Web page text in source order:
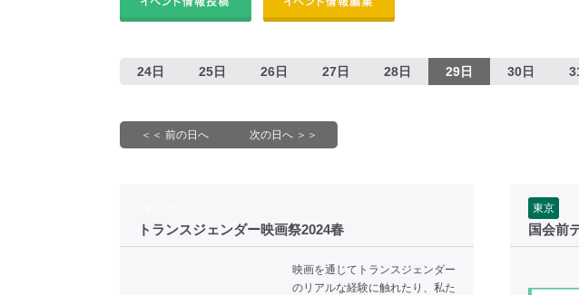
24日 25日 26日 27日 28日 29日 30日
＜＜ 前の日へ 次の日へ ＞＞
トランスジェンダー映画祭2024春
映画を通じてトランスジェンダー
のリアルな経験に触れたり、私た
東京
国会前